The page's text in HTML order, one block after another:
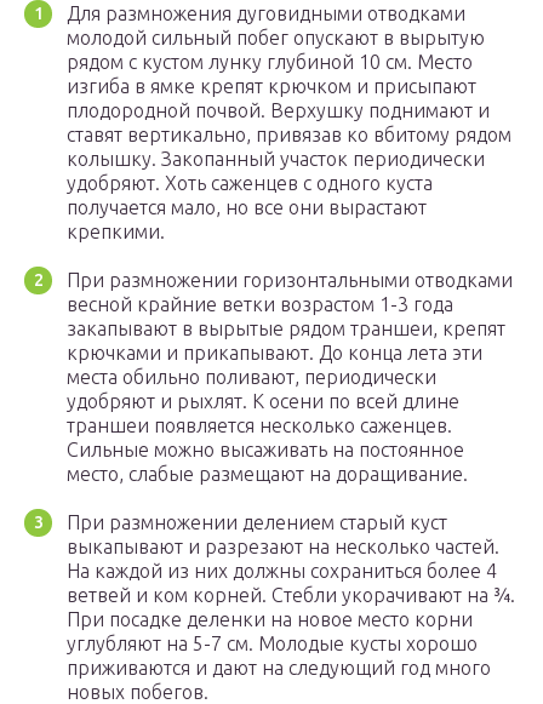
Для размножения дуговидными отводками
молодой сильный побег опускают в вырытую
рядом с кустом лунку глубиной 10 см. Место
изгиба в ямке крепят крючком и присыпают
плодородной почвой. Верхушку поднимают и
ставят вертикально, привязав ко вбитому рядом
колышку. Закопанный участок периодически
удобряют. Хоть саженцев с одного куста
получается мало, но все они вырастают
крепкими.
При размножении горизонтальными отводками
весной крайние ветки возрастом 1-3 года
закапывают в вырытые рядом траншеи, крепят
крючками и прикапывают. До конца лета эти
места обильно поливают, периодически
удобряют и рыхлят. К осени по всей длине
траншеи появляется несколько саженцев.
Сильные можно высаживать на постоянное
место, слабые размещают на доращивание.
При размножении делением старый куст
выкапывают и разрезают на несколько частей.
На каждой из них должны сохраниться более 4
ветвей и ком корней. Стебли укорачивают на ¾.
При посадке деленки на новое место корни
углубляют на 5-7 см. Молодые кусты хорошо
приживаются и дают на следующий год много
новых побегов.